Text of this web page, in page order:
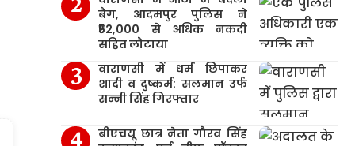
बैग, आदमपुर पुलिस ने
₹52,000 से अधिक नकदी
सहित लौटाया
वाराणसी में धर्म छिपाकर
शादी व दुष्कर्म: सलमान उर्फ
सन्नी सिंह गिरफ्तार
बीएचयू छात्र नेता गौरव सिंह